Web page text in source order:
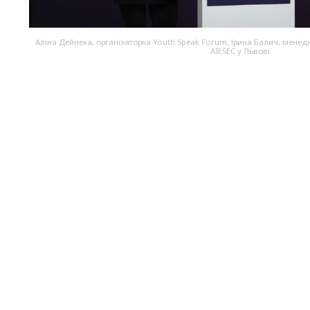
Аліна Дейнека, організаторка Youth Speak Forum, Ірина Балич,
AIESEC у Львові